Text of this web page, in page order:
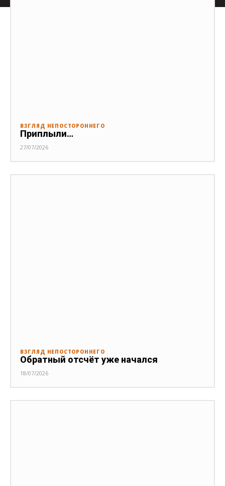
ВЗГЛЯД НЕПОСТОРОННЕГО
Приплыли…
27/07/2026
ВЗГЛЯД НЕПОСТОРОННЕГО
Обратный отсчёт уже начался
18/07/2026